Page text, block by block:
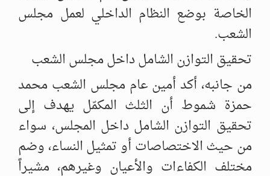
الخاصة بوضع النظام الداخلي لعمل مجلس
الشعب.‏
تحقيق التوازن الشامل داخل مجلس الشعب
من جانبه، أكد أمين عام مجلس الشعب محمد
حمزة شموط أن الثلث المكمّل يهدف إلى
‌‏تحقيق التوازن الشامل داخل المجلس، سواء
من حيث الاختصاصات أو تمثيل النساء، ‌‏وضم
مختلف الكفاءات والأعيان وغيرهم، مشيراً